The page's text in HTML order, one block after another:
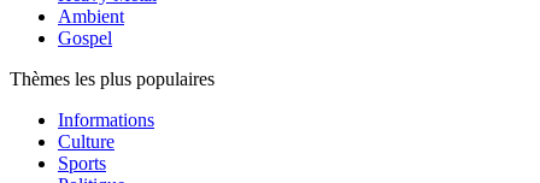
Ambient
Gospel
Thèmes les plus populaires
Informations
Culture
Sports